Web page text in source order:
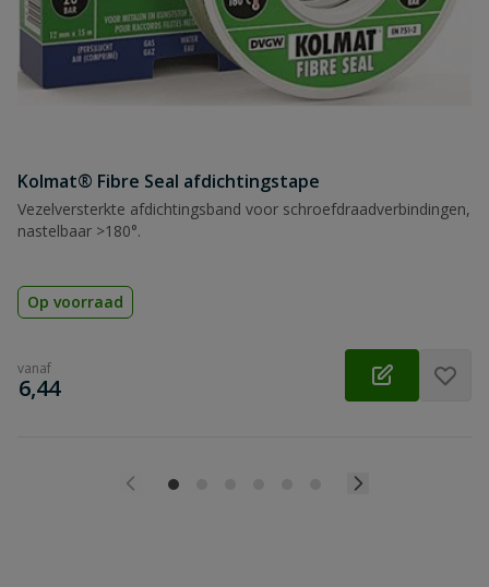
Kolmat® Fibre Seal afdichtingstape
Vezelversterkte afdichtingsband voor schroefdraadverbindingen,
nastelbaar >180°.
Op voorraad
vanaf
€
6,44